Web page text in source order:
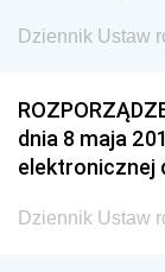
Dziennik Ustaw
dnia 8 maja
elektronicznej
Dziennik Ustaw